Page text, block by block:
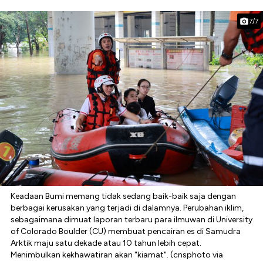
7/7
Keadaan Bumi memang tidak sedang baik-baik saja dengan
berbagai kerusakan yang terjadi di dalamnya. Perubahan iklim,
sebagaimana dimuat laporan terbaru para ilmuwan di University
of Colorado Boulder (CU) membuat pencairan es di Samudra
Arktik maju satu dekade atau 10 tahun lebih cepat.
Menimbulkan kekhawatiran akan "kiamat". (cnsphoto via